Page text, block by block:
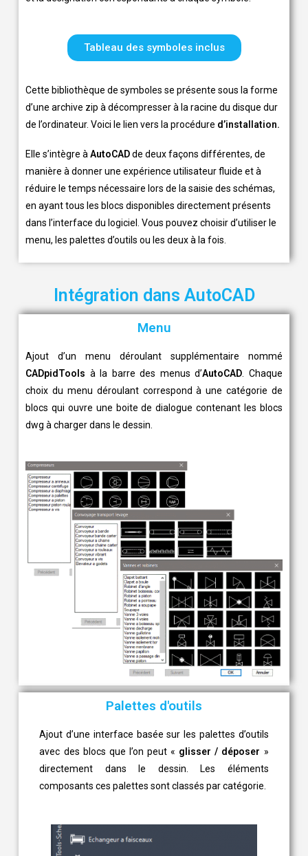
Tableau des symboles inclus
Cette bibliothèque de symboles se présente sous la forme
d’une archive zip à décompresser à la racine du disque dur
de l’ordinateur. Voici le lien vers la procédure d’installation.
Elle s’intègre àAutoCADde deux façons différentes, de
manière à donner une expérience utilisateur fluide et à
réduire le temps nécessaire lors de la saisie des schémas,
en ayant tous les blocs disponibles directement présents
dans l’interface du logiciel. Vous pouvez choisir d’utiliser le
menu, les palettes d’outils ou les deux à la fois.
Intégration dans AutoCAD
Menu
Ajout d’un menu déroulant supplémentaire nommé
CADpidTools à la barre des menus d’AutoCAD . Chaque
choix du menu déroulant correspond à une catégorie de
blocs qui ouvre une boite de dialogue contenant les blocs
dwg à charger dans le dessin.
Palettes d'outils
Ajout d’une interface basée sur les palettes d’outils
avec des blocs que l’on peut « glisser / déposer »
directement dans le dessin. Les éléments
composants ces palettes sont classés par catégorie.